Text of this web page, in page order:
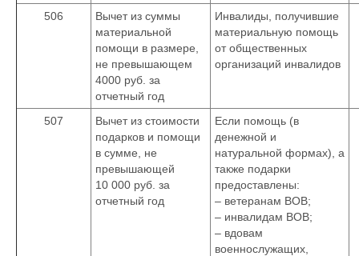
506
Вычет из суммы
материальной
помощи в размере,
не превышающем
4000 руб. за
отчетный год
Инвалиды, получившие
материальную помощь
от общественных
организаций инвалидов
507
Вычет из стоимости
подарков и помощи
в сумме, не
превышающей
10 000 руб. за
отчетный год
Если помощь (в
денежной и
натуральной формах), а
также подарки
предоставлены:
– ветеранам ВОВ;
– инвалидам ВОВ;
– вдовам
военнослужащих,